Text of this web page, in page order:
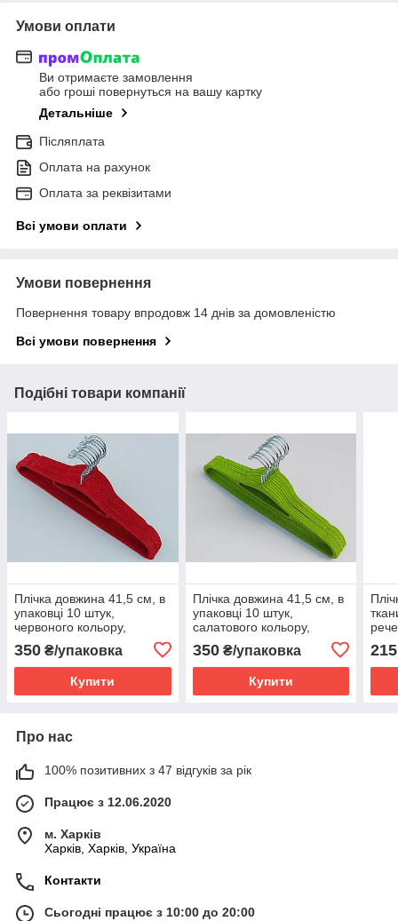
Умови оплати
Ви отримаєте замовлення
або гроші повернуться на вашу картку
Детальніше
Післяплата
Оплата на рахунок
Оплата за реквізитами
Всі умови оплати
Умови повернення
Повернення товару впродовж 14 днів за домовленістю
Всі умови повернення
Подібні товари компанії
Плічка довжина 41,5 см, в
упаковці 10 штук,
червоного кольору,
флоковані
350 ₴/упаковка
Купити
Плічка довжина 41,5 см, в
упаковці 10 штук,
салатового кольору,
флоковані
350₴/упаковка
Купити
215
Про нас
100% позитивних з 47 відгуків за рік
Працює з 12.06.2020
м. Харків
Харків, Харків, Україна
Контакти
Сьогодні працює з 10:00 до 20:00